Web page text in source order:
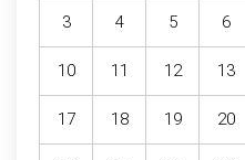
3 4 5 6
10 11 12 13
17 18 19 20